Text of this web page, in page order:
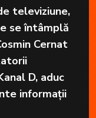
televiziune,
se întâmplă
Cernat
D, aduc
informații